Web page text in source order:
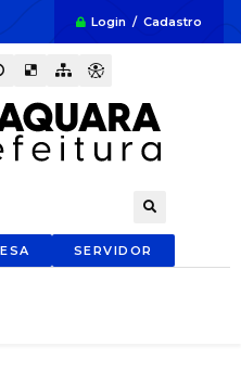
Login / Cadastro
SERVIDOR